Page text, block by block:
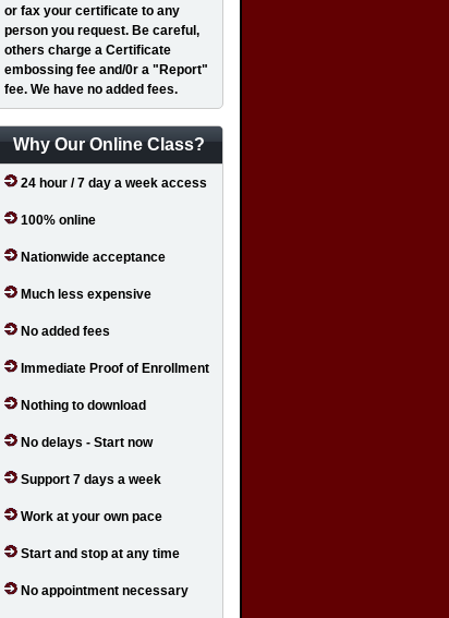
or fax your certificate to any
person you request. Be careful,
others charge a Certificate
embossing fee and/0r a "Report"
fee. We have no added fees.
Why Our Online Class?
24 hour / 7 day a week access
100% online
Nationwide acceptance
Much less expensive
No added fees
Immediate Proof of Enrollment
Nothing to download
No delays - Start now
Support 7 days a week
Work at your own pace
Start and stop at any time
No appointment necessary